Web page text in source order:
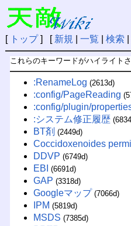
[ トップ] [ 新規 一覧 検索
これらのキーワードがハイライト
:RenameLog (2613d)
:config/PageReading
:config/plugin/
:システム修正履歴
BT剤 (2449d)
Coccidoxenoides
DDVP (6749d)
EBI (6691d)
GAP (3318d)
Googleマップ (7066d)
IPM (5819d)
MSDS (7385d)